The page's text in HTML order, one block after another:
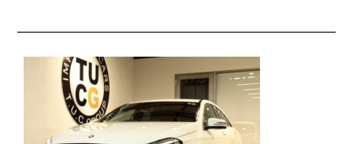
スタッフ紹介
お問い合わせ 会社概要
スタッフblog